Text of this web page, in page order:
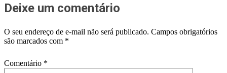
Deixe um comentário
O seu endereço de e-mail não será publicado. Campos obrigatórios
são marcados com *
Comentário *